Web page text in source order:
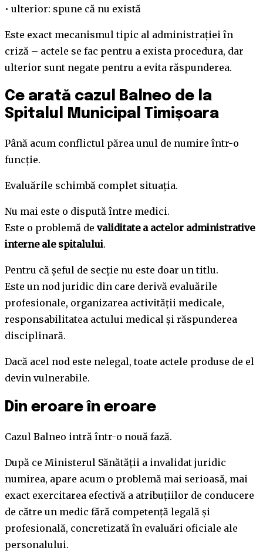
• ulterior: spune că nu există
Este exact mecanismul tipic al administrației în
criză – actele se fac pentru a exista procedura, dar
ulterior sunt negate pentru a evita răspunderea.
Ce arată cazul Balneo de la
Spitalul Municipal Timișoara
Până acum conflictul părea unul de numire într-o
funcție.
Evaluările schimbă complet situația.
Nu mai este o dispută între medici.
Este o problemă de validitate a actelor administrative
interne ale spitalului.
Pentru că șeful de secție nu este doar un titlu.
Este un nod juridic din care derivă evaluările
profesionale, organizarea activității medicale,
responsabilitatea actului medical și răspunderea
disciplinară.
Dacă acel nod este nelegal, toate actele produse de el
devin vulnerabile.
Din eroare în eroare
Cazul Balneo intră într-o nouă fază.
După ce Ministerul Sănătății a invalidat juridic
numirea, apare acum o problemă mai serioasă, mai
exact exercitarea efectivă a atribuțiilor de conducere
de către un medic fără competență legală și
profesională, concretizată în evaluări oficiale ale
personalului.